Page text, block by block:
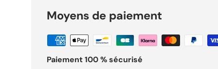
Road Glide Custom FLTRX 2010-2013, 2015-2023Harley-
FLTRSE / FLTRXSE 2009, 2012-2013, 2018-2019Harley-Davidson
Glide Special FLTRXS 2015-2021Harley-Davidson Road Glide
Road King FLHR 2008-2022Harley-Davidson Road King Classic
Moyens de paiement
Paiement 100 % sécurisé